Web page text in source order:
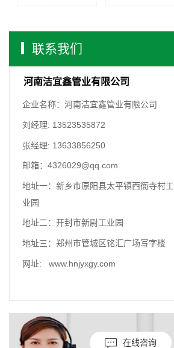
联系我们
河南洁宜鑫管业有限公司
企业名称：河南洁宜鑫管业有限公司
刘经理: 13523535872
张经理: 13633856250
邮箱：4326029@qq.com
地址一：新乡市原阳县太平镇西衙寺村工
业园
地址二：开封市新尉工业园
地址三：郑州市管城区铭汇广场写字楼
网址: www.hnjyxgy.com
在线咨询